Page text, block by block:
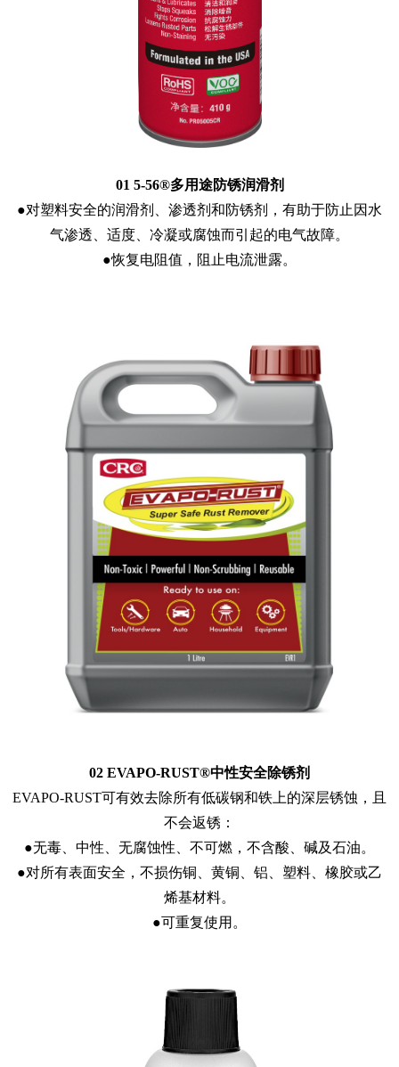
01 5-56®多用途防锈润滑剂
●对塑料安全的润滑剂、渗透剂和防锈剂，有助于防止因水
气渗透、适度、冷凝或腐蚀而引起的电气故障。
●恢复电阻值，阻止电流泄露。
02 EVAPO-RUST®中性安全除锈剂
EVAPO-RUST可有效去除所有低碳钢和铁上的深层锈蚀，且
不会返锈：
●无毒、中性、无腐蚀性、不可燃，不含酸、碱及石油。
●对所有表面安全，不损伤铜、黄铜、铝、塑料、橡胶或乙
烯基材料。
●可重复使用。